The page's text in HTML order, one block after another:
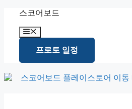
content
스코어보드
Menu
프로토 일정